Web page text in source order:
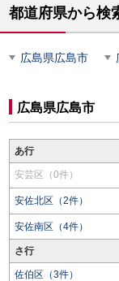
都道府県から検
広島県広島市
広島県広島市
あ行
安芸区（0件）
安佐北区（2件）
安佐南区（4件）
さ行
佐伯区（3件）